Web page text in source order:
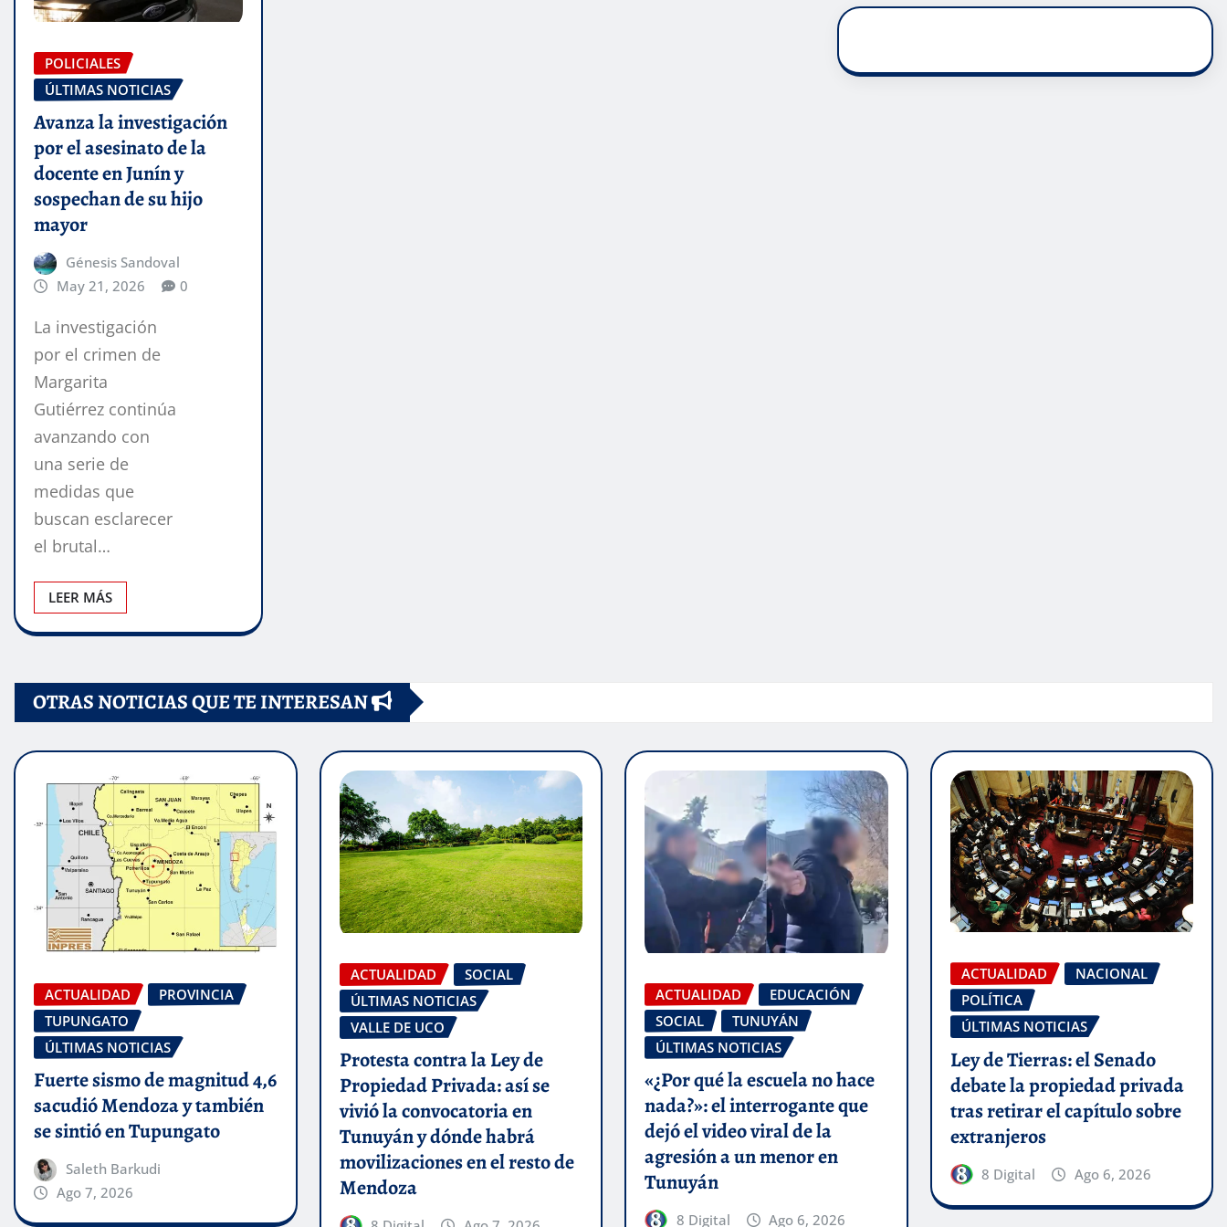
POLICIALES
ÚLTIMAS NOTICIAS
Avanza la investigación
por el asesinato de la
docente en Junín y
sospechan de su hijo
mayor
Génesis Sandoval
May 21, 2026
0
La investigación
por el crimen de
Margarita
Gutiérrez continúa
avanzando con
una serie de
medidas que
buscan esclarecer
el brutal…
LEER MÁS
OTRAS NOTICIAS QUE TE INTERESAN
ACTUALIDAD
PROVINCIA
TUPUNGATO
ÚLTIMAS NOTICIAS
Fuerte sismo de magnitud 4,6
sacudió Mendoza y también
se sintió en Tupungato
Saleth Barkudi
Ago 7, 2026
ACTUALIDAD
SOCIAL
ÚLTIMAS NOTICIAS
VALLE DE UCO
Protesta contra la Ley de
Propiedad Privada: así se
vivió la convocatoria en
Tunuyán y dónde habrá
movilizaciones en el resto de
Mendoza
ACTUALIDAD
EDUCACIÓN
SOCIAL
TUNUYÁN
ÚLTIMAS NOTICIAS
«¿Por qué la escuela no hace
nada?»: el interrogante que
dejó el video viral de la
agresión a un menor en
Tunuyán
8 Digital Ago 6, 2026
ACTUALIDAD
NACIONAL
POLÍTICA
ÚLTIMAS NOTICIAS
Ley de Tierras: el Senado
debate la propiedad privada
tras retirar el capítulo sobre
extranjeros
8 Digital Ago 6, 2026